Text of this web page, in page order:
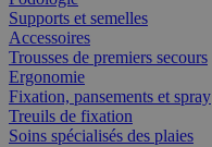
Supports et semelles
Accessoires
Trousses de premiers secours
Ergonomie
Fixation, pansements et spray
Treuils de fixation
Soins spécialisés des plaies